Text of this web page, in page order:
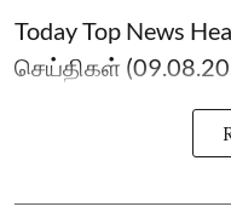
Today Top News
செய்திகள்